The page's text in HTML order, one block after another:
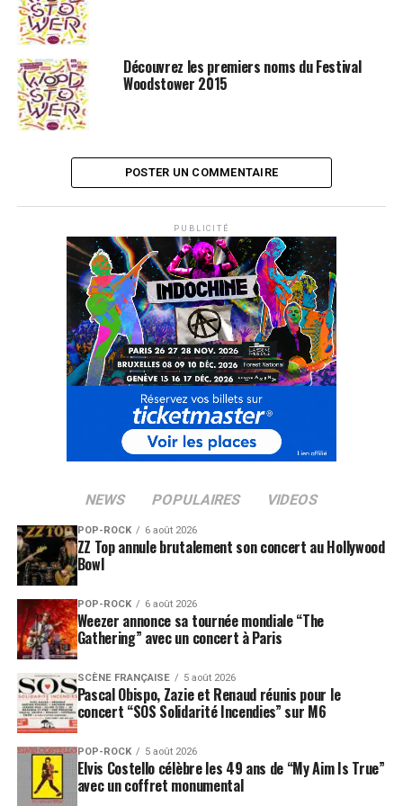
Découvrez les premiers noms du Festival
Woodstower 2015
POSTER UN COMMENTAIRE
PUBLICITÉ
NEWS POPULAIRES VIDEOS
POP-ROCK 6 août 2026
ZZ Top annule brutalement son concert au Hollywood
Bowl
POP-ROCK 6 août 2026
Weezer annonce sa tournée mondiale “The
Gathering” avec un concert à Paris
SCÈNE FRANÇAISE 5 août 2026
Pascal Obispo, Zazie et Renaud réunis pour le
concert “SOS Solidarité Incendies” sur M6
POP-ROCK 5 août 2026
Elvis Costello célèbre les 49 ans de “My Aim Is True”
avec un coffret monumental